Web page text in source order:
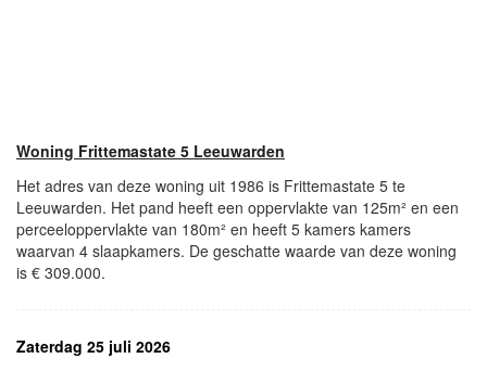
Woning Frittemastate 5 Leeuwarden
Het adres van deze woning uit 1986 is Frittemastate 5 te
Leeuwarden. Het pand heeft een oppervlakte van 125m² en een
perceeloppervlakte van 180m² en heeft 5 kamers kamers
waarvan 4 slaapkamers. De geschatte waarde van deze woning
is € 309.000.
Zaterdag 25 juli 2026